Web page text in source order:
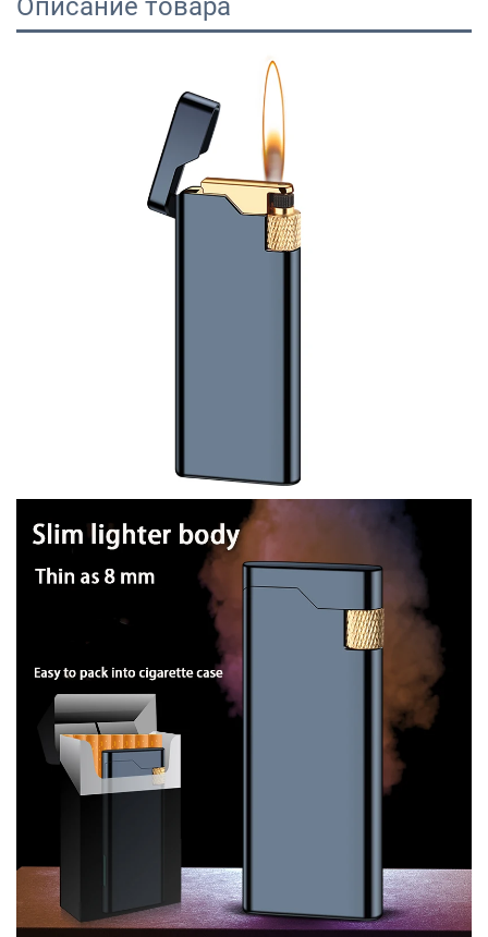
Описание товара